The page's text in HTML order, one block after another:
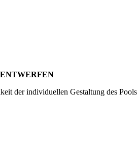
ENTWERFEN
der individuellen Gestaltung des